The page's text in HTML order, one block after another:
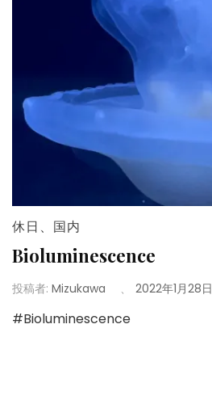
休日 、 国内
Bioluminescence
投稿者: Mizukawa 、 2022年1月28日
#Bioluminescence